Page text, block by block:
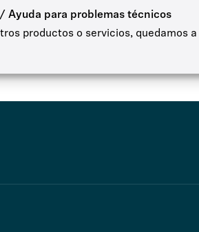
Ayuda para problemas técnicos
productos o servicios, quedamos